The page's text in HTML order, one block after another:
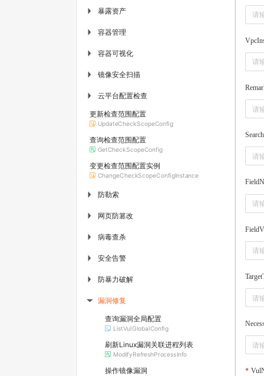
▶ 暴露资产
▶ 容器管理
▶ 容器可视化
▶ 镜像安全扫描
▶ 云平台配置检查
更新检查范围配置
UpdateCheckScopeConfig
查询检查范围配置
GetCheckScopeConfig
变更检查范围配置实例
ChangeCheckScopeConfigInstance
▶ 防勒索
▶ 网页防篡改
▶ 病毒查杀
▶ 安全告警
▶ 防暴力破解
▶ 漏洞修复
查询漏洞全局配置
ListVulGlobalConfig
刷新Linux漏洞关联进程列表
ModifyRefreshProcessInfo
操作镜像漏洞